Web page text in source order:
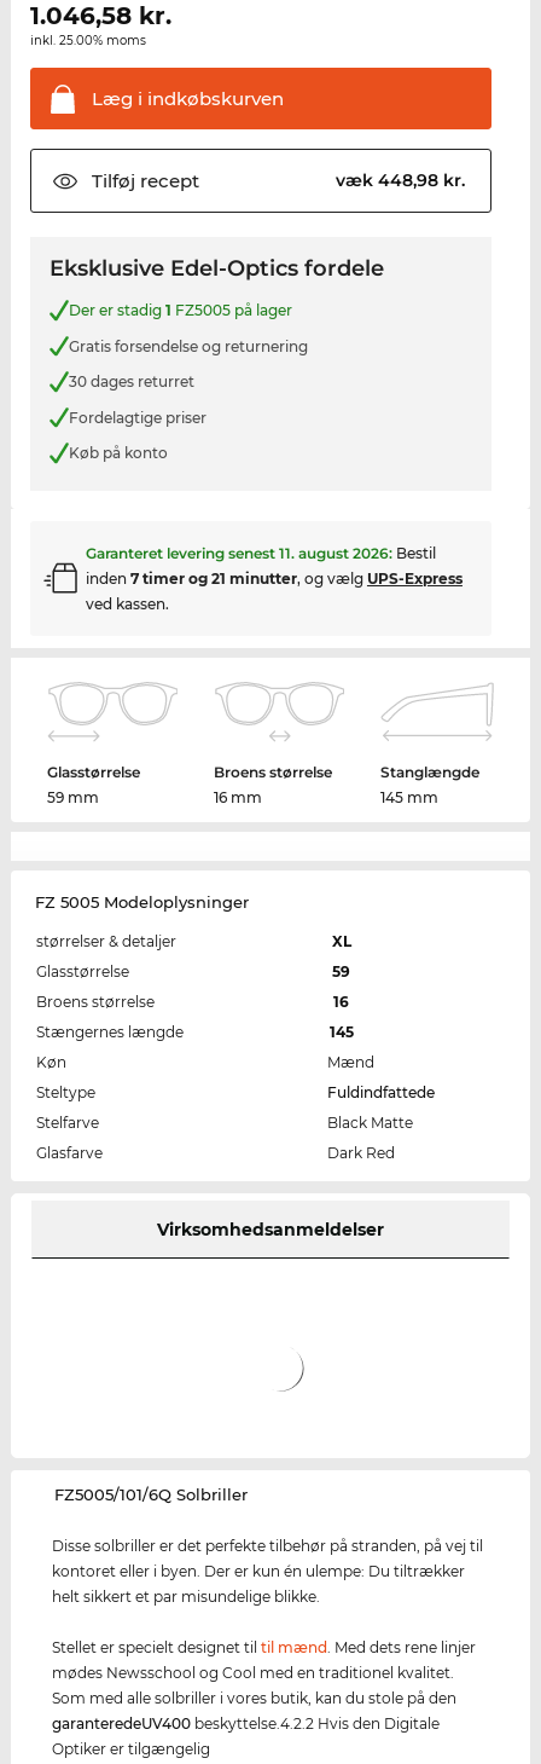
1.046,58kr.
inkl. 25.00% moms
Læg i indkøbskurven
Tilføj recept væk 448,98 kr.
Eksklusive Edel-Optics fordele
Der er stadig 1 FZ5005 på lager
Gratis forsendelse og returnering
30 dages returret
Fordelagtige priser
Køb på konto
Garanteret levering senest 11. august 2026: Bestil
inden 7 timer og 21 minutter, og vælg UPS-Express
ved kassen.
Glasstørrelse
59 mm
Broens størrelse
16 mm
Stanglængde
145 mm
FZ 5005 Modeloplysninger
størrelser & detaljer
XL
Glasstørrelse
59
Broens størrelse
16
Stængernes længde
145
Køn
Mænd
Steltype
Fuldindfattede
Stelfarve
Black Matte
Glasfarve
Dark Red
Virksomhedsanmeldelser
‌FZ5005/101/6Q Solbriller
Disse solbriller er det perfekte tilbehør på stranden, på vej til
kontoret eller i byen. Der er kun én ulempe: Du tiltrækker
helt sikkert et par misundelige blikke.
Stellet er specielt designet tiltil mænd . Med dets rene linjer
mødes Newsschool og Cool med en traditionel kvalitet.
Som med alle solbriller i vores butik, kan du stole på den
garanteredeUV400 beskyttelse.4.2.2 Hvis den Digitale
Optiker er tilgængelig